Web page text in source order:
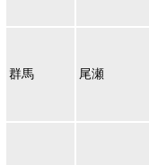
群馬 尾瀬